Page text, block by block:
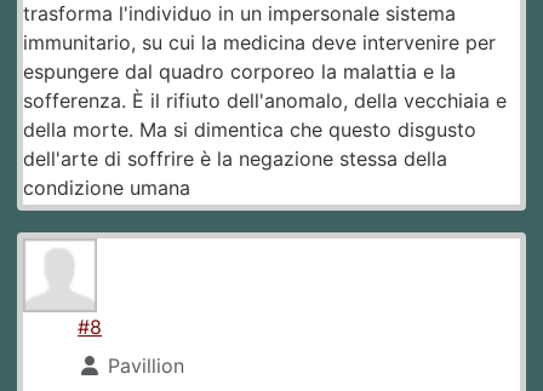
trasforma l'individuo in un impersonale sistema
immunitario, su cui la medicina deve intervenire per
espungere dal quadro corporeo la malattia e la
sofferenza. È il rifiuto dell'anomalo, della vecchiaia e
della morte. Ma si dimentica che questo disgusto
dell'arte di soffrire è la negazione stessa della
condizione umana
#8
Pavillion